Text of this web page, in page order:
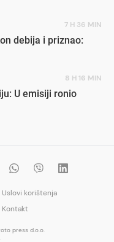
7 H 36 MIN
debija i priznao:
8 H 16 MIN
U emisiji ronio
Uslovi korištenja
Kontakt
press d.o.o.